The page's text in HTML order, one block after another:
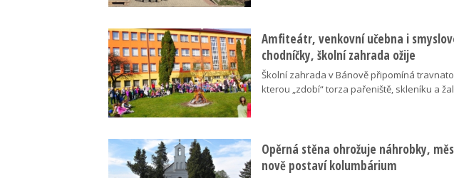
Amfiteátr, venkovní učebna i
chodníčky, školní zahrada ožije
Školní zahrada v Bánově připomíná
kterou „zdobí“ torza pařeniště, skleníku a
Opěrná stěna ohrožuje náhrobky,
nově postaví kolumbárium